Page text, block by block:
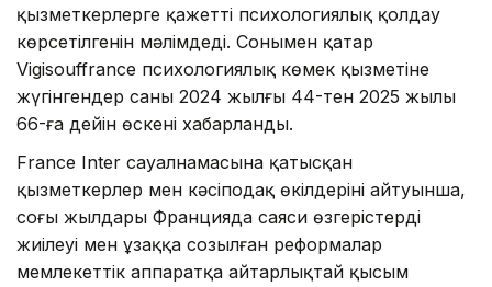
қызметкерлерге қажетті психологиялық қолдау
көрсетілгенін мәлімдеді. Сонымен қатар
Vigisouffrance психологиялық көмек қызметіне
жүгінгендер саны 2024 жылғы 44-тен 2025 жылы
66-ға дейін өскені хабарланды.
France Inter сауалнамасына қатысқан
қызметкерлер мен кәсіподақ өкілдерінің айтуынша,
соңғы жылдары Францияда саяси өзгерістердің
жиілеуі мен ұзаққа созылған реформалар
мемлекеттік аппаратқа айтарлықтай қысым